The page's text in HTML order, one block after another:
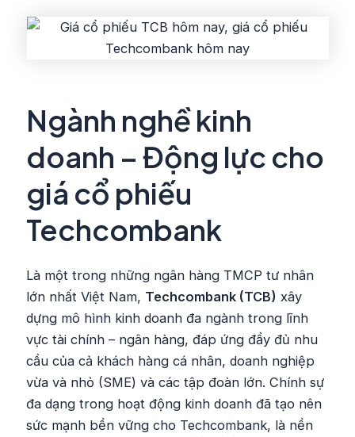
Ngành nghề kinh
doanh – Động lực cho
giá cổ phiếu
Techcombank
Là một trong những ngân hàng TMCP tư nhân
lớn nhất Việt Nam, Techcombank (TCB) xây
dựng mô hình kinh doanh đa ngành trong lĩnh
vực tài chính – ngân hàng, đáp ứng đầy đủ nhu
cầu của cả khách hàng cá nhân, doanh nghiệp
vừa và nhỏ (SME) và các tập đoàn lớn. Chính sự
đa dạng trong hoạt động kinh doanh đã tạo nên
sức mạnh bền vững cho Techcombank, là nền